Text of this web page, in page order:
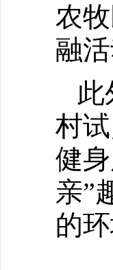
农
融活
此
村
健
亲”
的环